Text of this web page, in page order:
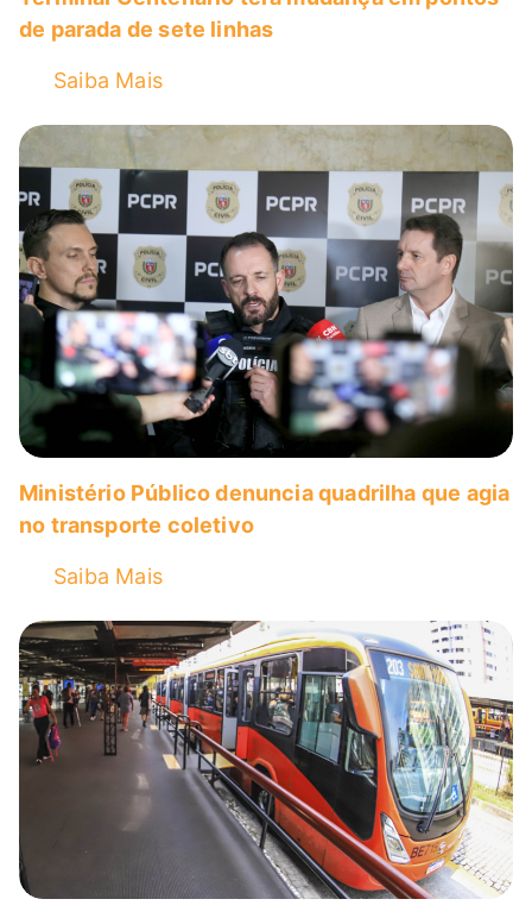
Transporte Escolar
Uncategorized
de parada de sete linhas
Saiba Mais
Ministério Público denuncia quadrilha que agia
no transporte coletivo
Saiba Mais